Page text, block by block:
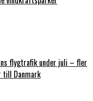
flygtrafik under juli – fler
till Danmark